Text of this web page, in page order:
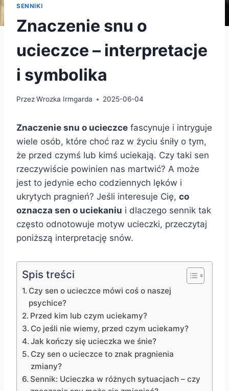
SENNIKI
Znaczenie snu o
ucieczce – interpretacje
i symbolika
PrzezWrozka Irmgarda 2025-06-04
Znaczenie snu o ucieczce fascynuje i intryguje
wiele osób, które choć raz w życiu śniły o tym,
że przed czymś lub kimś uciekają. Czy taki sen
rzeczywiście powinien nas martwić? A może
jest to jedynie echo codziennych lęków i
ukrytych pragnień? Jeśli interesuje Cię, co
oznacza sen o uciekaniu i dlaczego sennik tak
często odnotowuje motyw ucieczki, przeczytaj
poniższą interpretację snów.
Spis treści
Czy sen o ucieczce mówi coś o naszej
psychice?
Przed kim lub czym uciekamy?
Co jeśli nie wiemy, przed czym uciekamy?
Jak kończy się ucieczka we śnie?
Czy sen o ucieczce to znak pragnienia
zmiany?
Sennik: Ucieczka w różnych sytuacjach – czy